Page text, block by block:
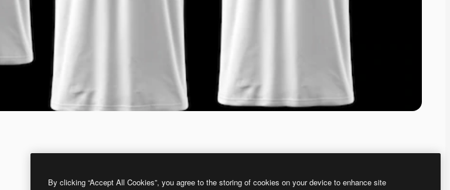
By clicking “Accept All Cookies”, you agree to the storing of cookies on your device to enhance site